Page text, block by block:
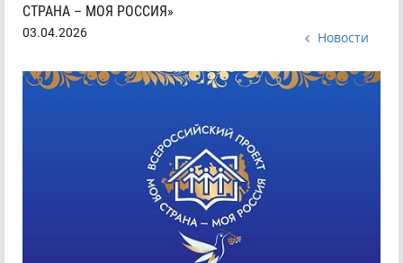
СТРАНА – МОЯ РОССИЯ»
03.04.2026 Новости